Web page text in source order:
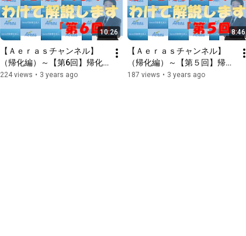
10:26
【Ａｅｒａｓチャンネル】
（帰化編）～【第6回】帰化
申請の必要書類を徹底解説～
224 views • 3 years ago
8:46
【Ａｅｒａｓチャンネル】
（帰化編）～【第５回】帰化
申請の必要書類を徹底解説～
187 views • 3 years ago